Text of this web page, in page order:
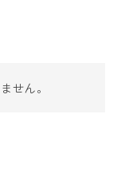
せん。